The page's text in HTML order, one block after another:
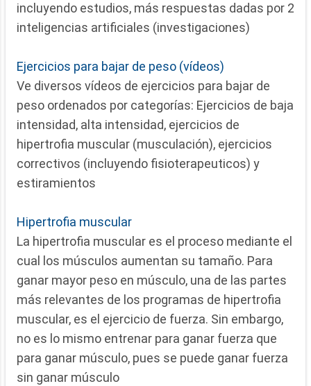
incluyendo estudios, más respuestas dadas por 2
inteligencias artificiales (investigaciones)
Ejercicios para bajar de peso (vídeos)
Ve diversos vídeos de ejercicios para bajar de
peso ordenados por categorías: Ejercicios de baja
intensidad, alta intensidad, ejercicios de
hipertrofia muscular (musculación), ejercicios
correctivos (incluyendo fisioterapeuticos) y
estiramientos
Hipertrofia muscular
La hipertrofia muscular es el proceso mediante el
cual los músculos aumentan su tamaño. Para
ganar mayor peso en músculo, una de las partes
más relevantes de los programas de hipertrofia
muscular, es el ejercicio de fuerza. Sin embargo,
no es lo mismo entrenar para ganar fuerza que
para ganar músculo, pues se puede ganar fuerza
sin ganar músculo